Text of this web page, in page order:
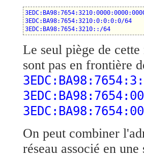
3EDC:BA98:7654:3210:0:0:0:0/64
3EDC:BA98:7654:3210::/64
Le seul piège de
sont pas en frontière
On peut combiner
réseau associé en